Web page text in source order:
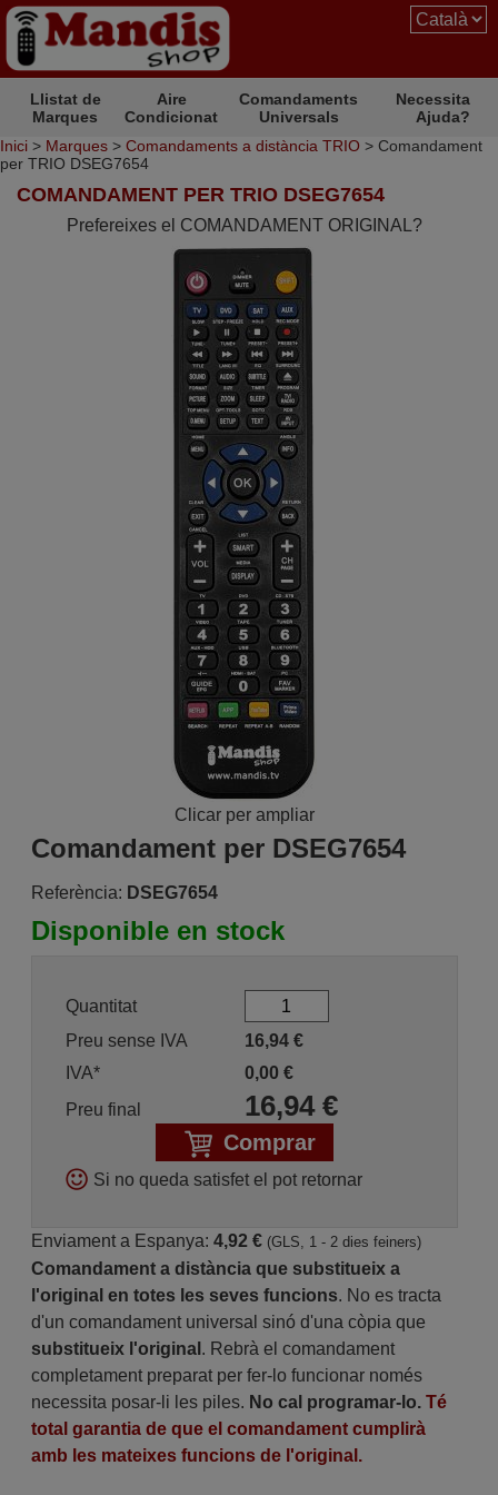
Llistat de
Marques
Aire
Condicionat
Comandaments
Universals
Necessita
Ajuda?
Inici > Marques > Comandaments a distància TRIO > Comandament
per TRIO DSEG7654
COMANDAMENT PER TRIO DSEG7654
Prefereixes el COMANDAMENT ORIGINAL?
Clicar per ampliar
Comandament per DSEG7654
Referència: DSEG7654
Disponible en stock
Quantitat
Preu sense IVA
16,94€
IVA*
0,00 €
Preu final
16,94€
Comprar
Si no queda satisfet el pot retornar
Enviament a Espanya: 4,92 € (GLS, 1 - 2 dies feiners)
Comandament a distància que substitueix a
l'original en totes les seves funcions. No es tracta
d'un comandament universal sinó d'una còpia que
substitueix l'original . Rebrà el comandament
completament preparat per fer-lo funcionar només
necessita posar-li les piles. No cal programar-lo. Té
total garantia de que el comandament cumplirà
amb les mateixes funcions de l'original.